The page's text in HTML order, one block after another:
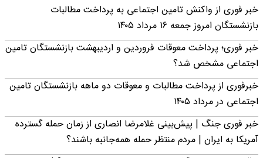
خبر فوری از واکنش تامین اجتماعی به پرداخت مطالبات
بازنشستگان امروز جمعه ۱۶ مرداد ۱۴۰۵
خبر فوری؛ پرداخت معوقات فروردین و اردیبهشت بازنشستگان تامین
اجتماعی مشخص شد؟
خبرفوری از پرداخت مطالبات و معوقات دو ماهه بازنشستگان تامین
اجتماعی در مرداد ۱۴۰۵
خبر فوری جنگ | پیش‌بینی غلامرضا انصاری از زمان حمله گسترده
آمریکا به ایران | مردم منتظر حمله همه‌جانبه باشند؟